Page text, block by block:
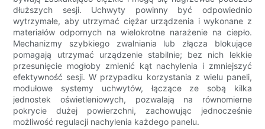
dłuższych sesji. Uchwyty powinny być odpowiednio
wytrzymałe, aby utrzymać ciężar urządzenia i wykonane z
materiałów odpornych na wielokrotne narażenie na ciepło.
Mechanizmy szybkiego zwalniania lub złącza blokujące
pomagają utrzymać urządzenie stabilnie; bez nich lekkie
przesunięcie mogłoby zmienić kąt nachylenia i zmniejszyć
efektywność sesji. W przypadku korzystania z wielu paneli,
modułowe systemy uchwytów, łączące ze sobą kilka
jednostek oświetleniowych, pozwalają na równomierne
pokrycie dużej powierzchni, zachowując jednocześnie
możliwość regulacji nachylenia każdego panelu.